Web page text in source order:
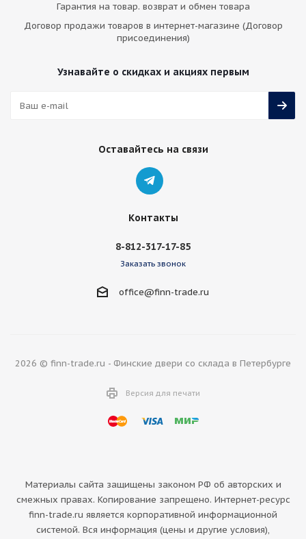
Гарантия на товар. возврат и обмен товара
Договор продажи товаров в интернет-магазине (Договор
присоединения)
Узнавайте о скидках и акциях первым
Оставайтесь на связи
Контакты
8-812-317-17-85
Заказать звонок
office@finn-trade.ru
2026 © finn-trade.ru - Финские двери со склада в Петербурге
Версия для печати
Материалы сайта защищены законом РФ об авторских и
смежных правах. Копирование запрещено. Интернет-ресурс
finn-trade.ru является корпоративной информационной
системой. Вся информация (цены и другие условия),